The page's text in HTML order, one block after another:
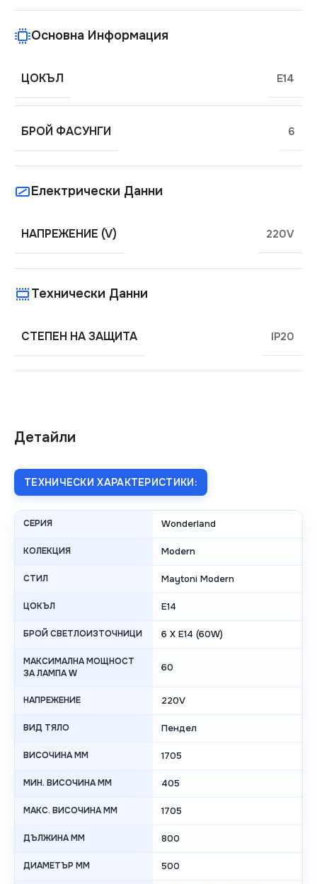
Детайли
ТЕХНИЧЕСКИ ХАРАКТЕРИСТИКИ:
СЕРИЯ Wonderland
КОЛЕКЦИЯ Modern
СТИЛ Maytoni Modern
ЦОКЪЛ E14
БРОЙ СВЕТЛОИЗТОЧНИЦИ 6 X E14 (60W)
МАКСИМАЛНА МОЩНОСТ
ЗА ЛАМПА W
60
НАПРЕЖЕНИЕ 220V
ВИД ТЯЛО Пендел
ВИСОЧИНА MM 1705
МИН. ВИСОЧИНА MM 405
МАКС. ВИСОЧИНА MM 1705
ДЪЛЖИНА MM 800
ДИАМЕТЪР MM 500
Основна Информация
ЦОКЪЛ E14
БРОЙ ФАСУНГИ 6
Електрически Данни
НАПРЕЖЕНИЕ (V) 220V
Технически Данни
СТЕПЕН НА ЗАЩИТА IP20